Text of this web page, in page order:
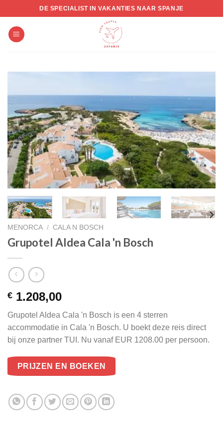
to
content
DE SPECIALIST IN VAKANTIES NAAR SPANJE
MENORCA / CALA N BOSCH
Grupotel Aldea Cala 'n Bosch
€ 1.208,00
Grupotel Aldea Cala 'n Bosch is een 4 sterren
accommodatie in Cala 'n Bosch. U boekt deze reis direct
bij onze partner TUI. Nu vanaf EUR 1208.00 per persoon.
PRIJZEN EN BOEKEN